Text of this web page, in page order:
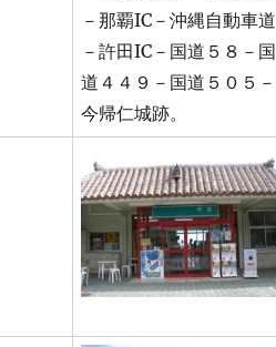
－那覇IC－沖縄自動車道
－許田IC－国道５８－国
道４４９－国道５０５－
今帰仁城跡。